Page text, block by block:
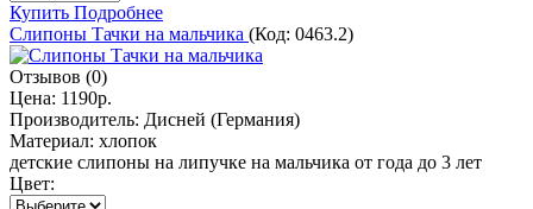
Купить Подробнее
Слипоны Тачки на мальчика (Код: 0463.2)
Отзывов (0)
Цена: 1190р.
Производитель: Дисней (Германия)
Материал: хлопок
детские слипоны на липучке на мальчика от года до 3 лет
Цвет: